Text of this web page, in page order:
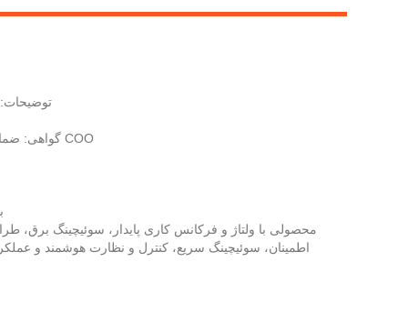
گواهی: ضمانت نامه گزارش تست COO
اطمینان، سوئیچینگ سریع، کنترل و نظارت هوشمند و